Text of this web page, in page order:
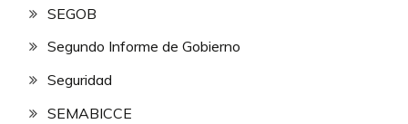
SEGOB
Segundo Informe de Gobierno
Seguridad
SEMABICCE